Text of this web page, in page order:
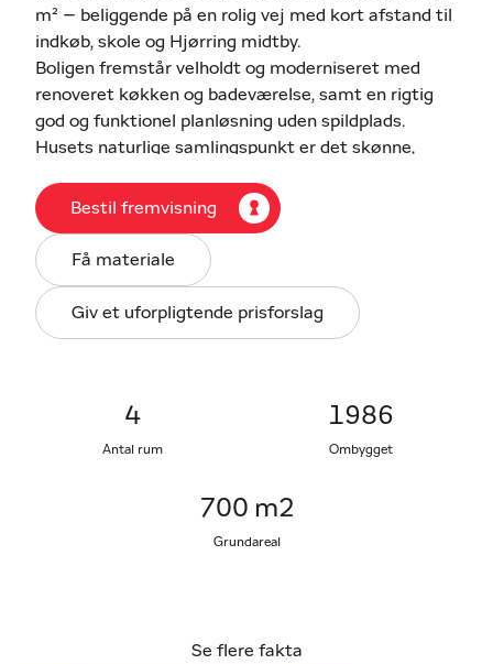
m² – beliggende på en rolig vej med kort afstand til
indkøb, skole og Hjørring midtby.
Boligen fremstår velholdt og moderniseret med
renoveret køkken og badeværelse, samt en rigtig
god og funktionel planløsning uden spildplads.
Husets naturlige samlingspunkt er det skønne,
giver en fantastisk rumfornemmelse og et dejligt
lysindfald fra de store vinduespartier. Her er der god
plads til både hverdag og hyggelige stunder med
familie og venner.
Boligen rummer desuden entré, bryggers, lyst
badeværelse med bruseniche samt 3 gode værelser.
sommeren.
perfekt både til førstegangskøbere, den lille familie
eller parret, der ønsker at flytte fra noget større til
Kontakt Jesper Carlsson for yderligere oplysninger
Bestil fremvisning
Få materiale
Giv et uforpligtende prisforslag
4
Antal rum
1986
Ombygget
700 m2
Grundareal
Se flere fakta